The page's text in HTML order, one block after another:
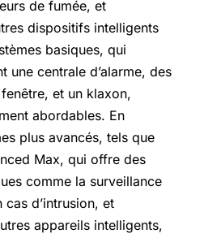
de fumée, et
dispositifs intelligents
basiques, qui
une centrale d’alarme, des
et un klaxon,
abordables. En
plus avancés, tels que
Max, qui offre des
comme la surveillance
cas d’intrusion, et
appareils intelligents,